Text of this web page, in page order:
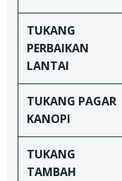
TUKANG
PERBAIKAN
LANTAI
TUKANG PAGAR
KANOPI
TUKANG
TAMBAH